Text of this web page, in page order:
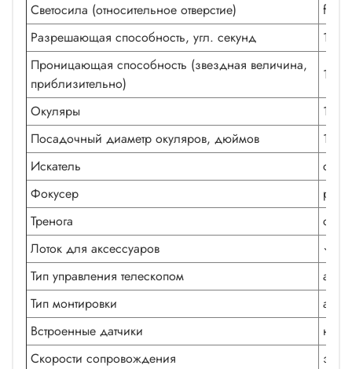
Светосила (относительное отверстие)
f/10
Разрешающая способность, угл. секунд
1.28
Проницающая способность (звездная величина,
приблизительно)
11.6
Окуляры
10
Посадочный диаметр окуляров, дюймов
1,25
Искатель
с
Фокусер
Тренога
Лоток для аксессуаров
✓
Тип управления телескопом
Тип монтировки
Встроенные датчики
Скорости сопровождения